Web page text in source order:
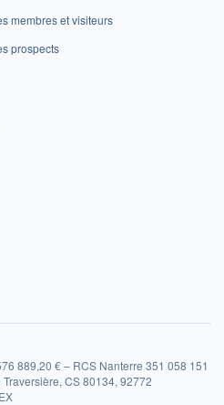
membres et visiteurs
prospects
889,20 € – RCS Nanterre 351 058 151
CS 80134, 92772